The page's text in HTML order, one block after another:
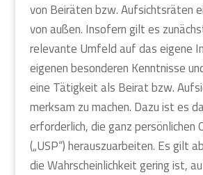
von Bei­rä­ten bzw. Auf­sichts­rä­ten
von außen. Inso­fern gilt es
rele­van­te Umfeld auf das eige­ne
eige­nen beson­de­ren Kennt­nis­se
eine Tätig­keit als Bei­rat bzw.
merk­sam zu machen. Dazu ist es
erfor­der­lich, die ganz per­sön­li­chen
(„USP“) her­aus­zu­ar­bei­ten. Es gilt
die Wahr­schein­lich­keit gering ist,